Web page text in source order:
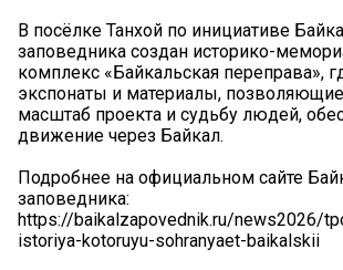
В посёлке Танхой по инициативе
заповедника создан историко-
комплекс «Байкальская переправа»,
экспонаты и материалы,
масштаб проекта и судьбу людей,
движение через Байкал.
Подробнее на официальном сайте
заповедника:
https://baikalzapovednik.ru/news2026/
istoriya-kotoruyu-sohranyaet-baikalskii